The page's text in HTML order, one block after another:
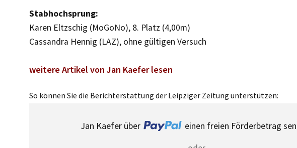
Stabhochsprung:
Karen Eltzschig (MoGoNo), 8. Platz (4,00m)
Cassandra Hennig (LAZ), ohne gültigen Versuch
weitere Artikel von Jan Kaefer lesen
So können Sie die Berichterstattung der Leipziger Zeitung unterstützen:
Jan Kaefer über
einen freien Förderbetrag